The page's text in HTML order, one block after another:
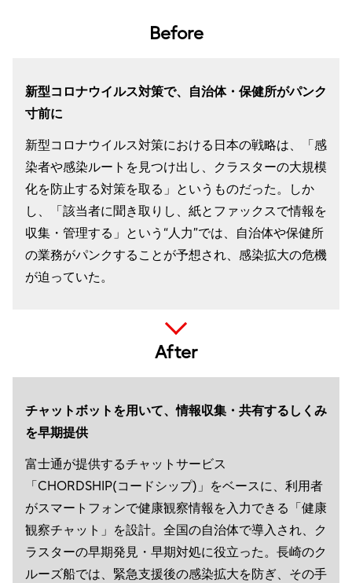
Before
新型コロナウイルス対策で、自治体・保健所がパンク
寸前に
新型コロナウイルス対策における日本の戦略は、「感
染者や感染ルートを見つけ出し、クラスターの大規模
化を防止する対策を取る」というものだった。しか
し、「該当者に聞き取りし、紙とファックスで情報を
収集・管理する」という“人力”では、自治体や保健所
の業務がパンクすることが予想され、感染拡大の危機
が迫っていた。
After
チャットボットを用いて、情報収集・共有するしくみ
を早期提供
富士通が提供するチャットサービス
「CHORDSHIP(コードシップ)」をベースに、利用者
がスマートフォンで健康観察情報を入力できる「健康
観察チャット」を設計。全国の自治体で導入され、ク
ラスターの早期発見・早期対処に役立った。長崎のク
ルーズ船では、緊急支援後の感染拡大を防ぎ、その手